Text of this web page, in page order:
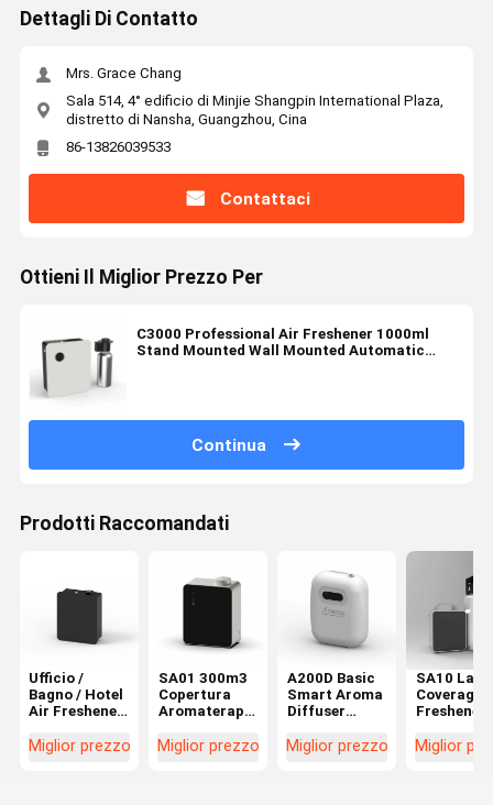
Dettagli Di Contatto
Mrs. Grace Chang
Sala 514, 4° edificio di Minjie Shangpin International Plaza,
distretto di Nansha, Guangzhou, Cina
86-13826039533
Contattaci
Ottieni Il Miglior Prezzo Per
C3000 Professional Air Freshener 1000ml
Stand Mounted Wall Mounted Automatic
Continua
Prodotti Raccomandati
Ufficio /
Bagno / Hotel
Air Freshener
apparecchiature
Miglior prezzo
SA01 300m3
Copertura
Aromaterapia
profumi
Miglior prezzo
A200D Basic
Smart Aroma
Diffuser
Piccola area
Miglior prezzo
SA10
Coverage
Freshener
Aroma
Miglior